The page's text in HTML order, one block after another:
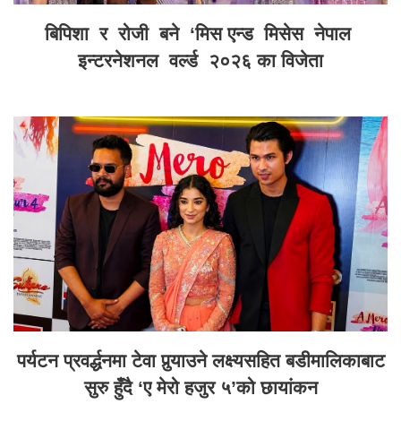
बिपिशा र रोजी बने ‘मिस एन्ड मिसेस नेपाल
इन्टरनेशनल वर्ल्ड २०२६ का विजेता
पर्यटन प्रवर्द्धनमा टेवा पुर्‍याउने लक्ष्यसहित बडीमालिकाबाट
सुरु हुँदै ‘ए मेरो हजुर ५’को छायांकन